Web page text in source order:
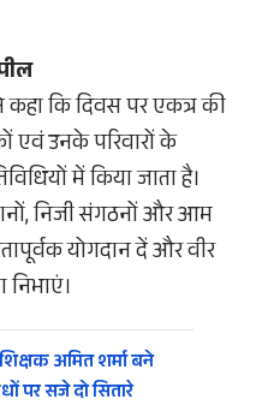
कि दिवस पर एकत्र की
एवं उनके परिवारों के
में किया जाता है।
निजी संगठनों और आम
योगदान दें और वीर
अमित शर्मा बने
सजे दो सितारे